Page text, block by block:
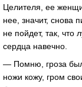
Целителя, ее
нее, значит, снова
не пойдет, так, что
сердца навечно.
— Помню, гроза
ножи кожу, гром